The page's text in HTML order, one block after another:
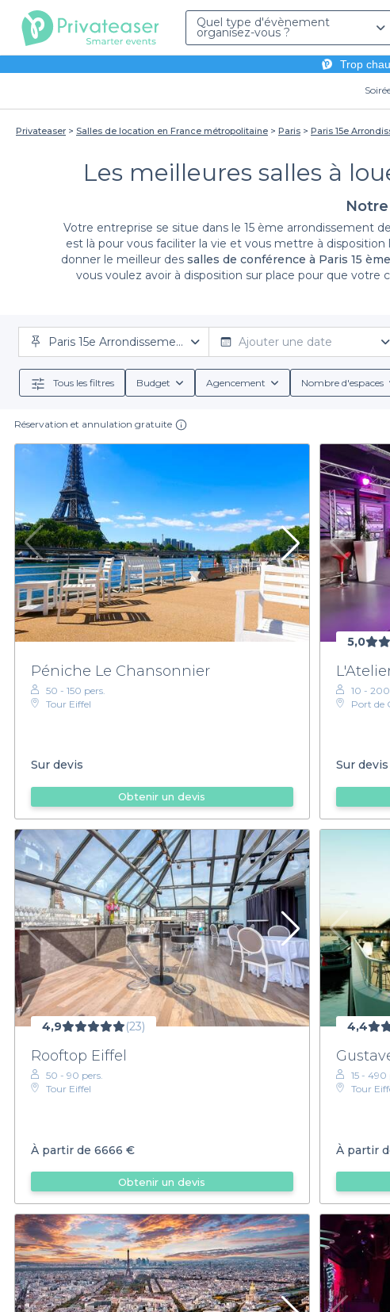
Quel type d'évènement
organisez-vous ?
Trop
Privateaser Salles de location en France métropolitaine Paris Paris 15e
Les meilleures salles à
Votre entreprise se situe dans le 15 ème arrondissement
est là pour vous faciliter la vie et vous mettre à
donner le meilleur des salles de conférence à Paris 15 ème
vous voulez avoir à disposition sur place pour que
dès
Paris 15e Arrondissement Ajouter une date
Tous les filtres Budget Agencement Nombre d'espaces
Réservation et annulation gratuite
Péniche Le Chansonnier
50 - 150 pers.
Tour Eiffel
Sur devis
Obtenir un devis
5,0
10 - 200
Port de
Sur devis
4,9 (23)
Rooftop Eiffel
50 - 90 pers.
Tour Eiffel
À partir de 6666 €
Obtenir un devis
4,4
15 - 490
Tour
À partir